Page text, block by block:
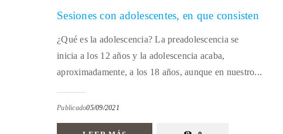
Sesiones con adolescentes, en que consisten
¿Qué es la adolescencia? La preadolescencia se
inicia a los 12 años y la adolescencia acaba,
aproximadamente, a los 18 años, aunque en nuestro...
Publicado05/09/2021